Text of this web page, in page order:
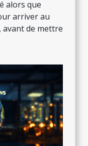
alors que
arriver au
avant de mettre